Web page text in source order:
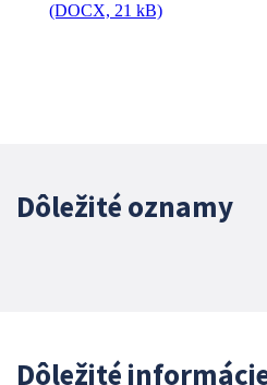
(DOCX, 21 kB)
Dôležité oznamy
Dôležité